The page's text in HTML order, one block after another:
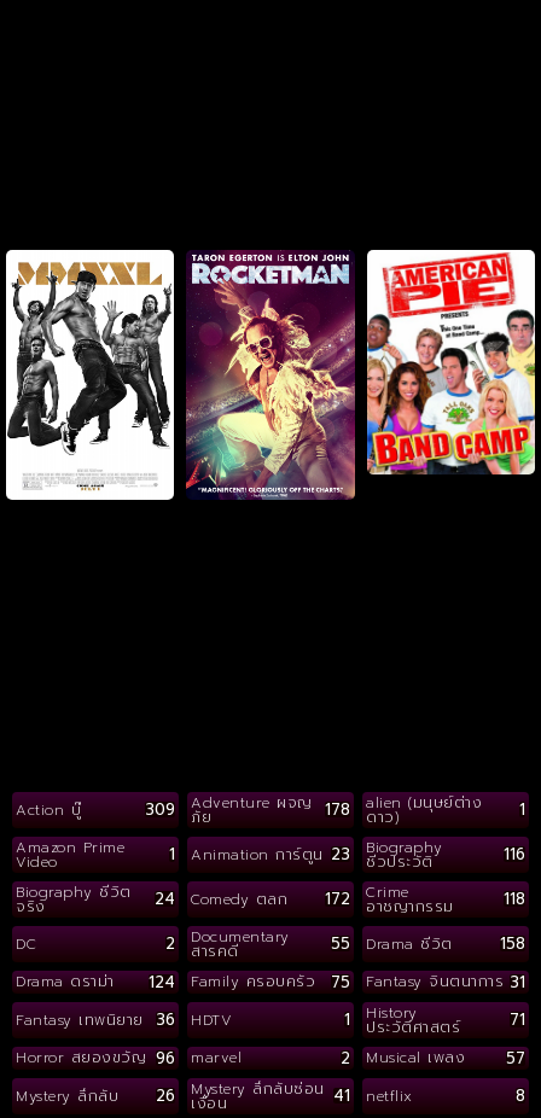
Action บู๊ 309 Adventure ผจญ
ภัย 178 alien (มนุษย์ต่าง
ดาว) 1
Amazon Prime
Video 1 Animation การ์ตูน 23 Biography
ชีวประวัติ 116
Biography ชีวิต
จริง 24 Comedy ตลก 172 Crime
อาชญากรรม 118
DC 2 Documentary
สารคดี 55 Drama ชีวิต 158
Drama ดราม่า 124 Family ครอบครัว 75 Fantasy จินตนาการ 31
Fantasy เทพนิยาย 36 HDTV 1 History
ประวัติศาสตร์ 71
Horror สยองขวัญ 96 marvel 2 Musical เพลง 57
Mystery ลึกลับ 26 Mystery ลึกลับซ่อน
เงื่อน 41 netflix 8